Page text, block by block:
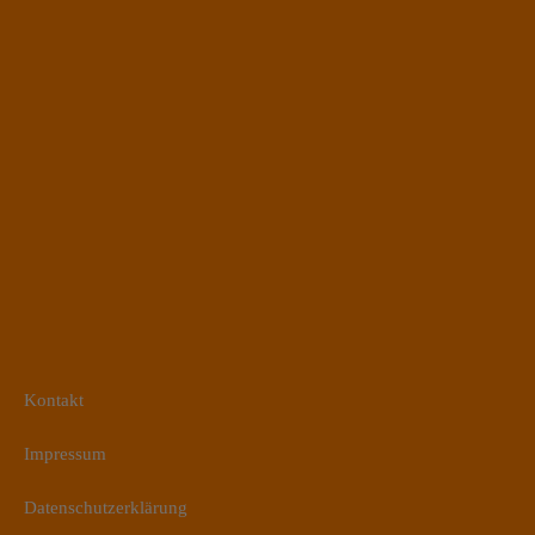
Kontakt
Impressum
Datenschutzerklärung